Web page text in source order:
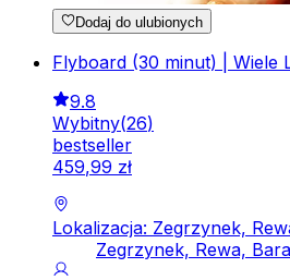
Dodaj do ulubionych
Flyboard (30 minut) | Wiele
9.8
Wybitny(26)
bestseller
459,99 zł
Lokalizacja: Zegrzynek,
Zegrzynek, Rewa,